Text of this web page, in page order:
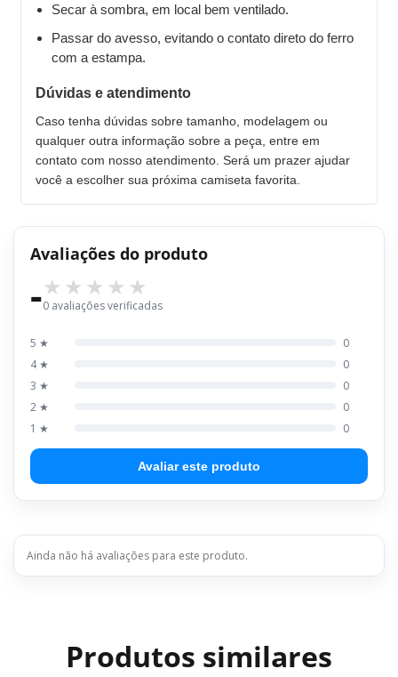
Secar à sombra, em local bem ventilado.
Passar do avesso, evitando o contato direto do ferro
com a estampa.
Dúvidas e atendimento
Caso tenha dúvidas sobre tamanho, modelagem ou
qualquer outra informação sobre a peça, entre em
contato com nosso atendimento. Será um prazer ajudar
você a escolher sua próxima camiseta favorita.
Avaliações do produto
-0 avaliações verificadas
5 ★
0
4 ★
0
3 ★
0
2 ★
0
1 ★
0
Avaliar este produto
Ainda não há avaliações para este produto.
Produtos similares